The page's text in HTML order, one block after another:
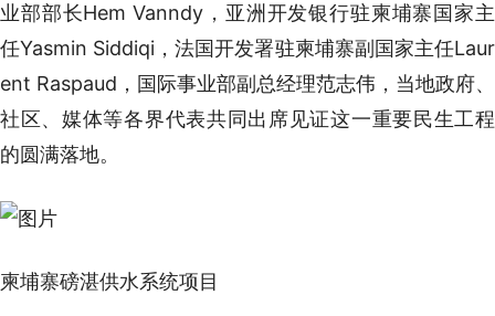
业部部长Hem Vanndy，亚洲开发银行驻柬埔寨国家主
任Yasmin Siddiqi，法国开发署驻柬埔寨副国家主任Laur
ent Raspaud，国际事业部副总经理范志伟，当地政府、
社区、媒体等各界代表共同出席见证这一重要民生工程
的圆满落地。
柬埔寨磅湛供水系统项目